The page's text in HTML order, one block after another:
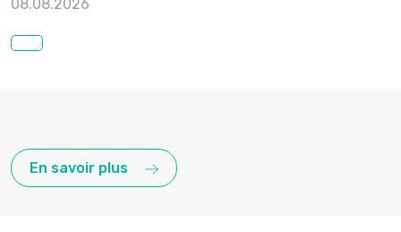
08.08.2026
En savoir plus